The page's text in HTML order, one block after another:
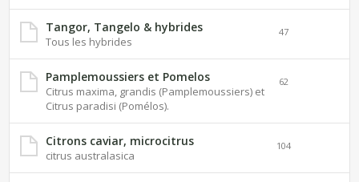
Tangor, Tangelo & hybrides
Tous les hybrides
47
Pamplemoussiers et Pomelos
Citrus maxima, grandis (Pamplemoussiers) et
Citrus paradisi (Pomélos).
62
Citrons caviar, microcitrus
citrus australasica
104